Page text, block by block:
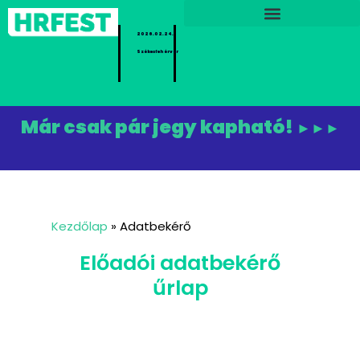
2026.02.24.
Székesfehérvár
Már csak pár jegy kapható! ►►►
Kezdőlap »Adatbekérő
Előadói adatbekérő
űrlap